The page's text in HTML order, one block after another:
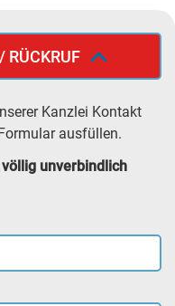
RÜCKRUF
Kanzlei Kontakt
ausfüllen.
unverbindlich